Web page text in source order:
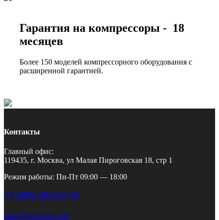
Гарантия на компрессоры - 18
месяцев
Более 150 моделей компрессорного оборудования с
расширенной гарантией.
Контакты
Главный офис:
119435, г. Москва, ул Малая Пироговская 18, стр 1
Режим работы: Пн-Пт 09:00 — 18:00
+7 (495) 492-67-70
zakaz@pnevmotex.com